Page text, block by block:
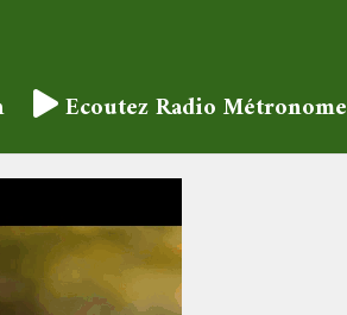
Ecoutez Radio Métronome